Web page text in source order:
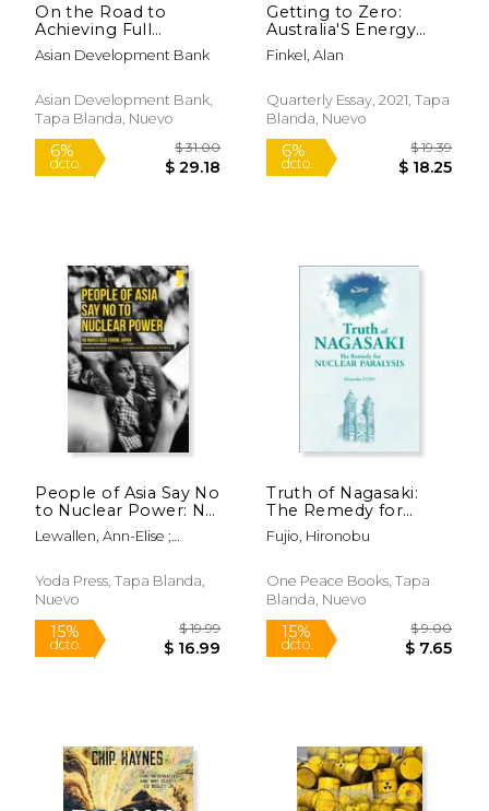
$ 169.99
15%
dcto. $ 15.30
15%
dcto.
On the Road to
Achieving Full
Electrification in Sri
Lanka (en Inglés)
Asian Development Bank
Asian Development Bank,
Tapa Blanda, Nuevo
Getting to Zero:
Australia'S Energy
Transition: Qe81 (en
Inglés)
Finkel, Alan
Quarterly Essay, 2021, Tapa
Blanda, Nuevo
People of Asia Say No
to Nuclear Power: No
Nukes Asia Forum,
Japan (en Inglés)
Lewallen, Ann-Elise ;
Yoda Press, Tapa Blanda,
Nuevo
Truth of Nagasaki:
The Remedy for
Nuclear Paralysis (en
Inglés)
Fujio, Hironobu
One Peace Books, Tapa
Blanda, Nuevo